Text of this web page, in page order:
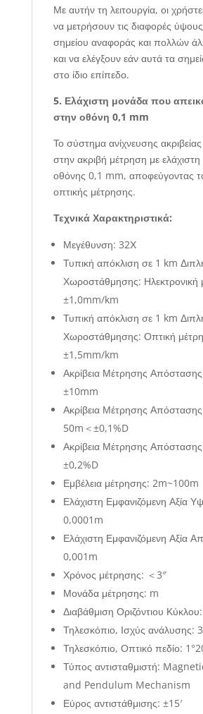
Με αυτήν τη λειτουργία, οι
να μετρήσουν τις διαφορές
σημείου αναφοράς και πολλών
και να ελέγξουν εάν αυτά τα
στο ίδιο επίπεδο.
5. Ελάχιστη μονάδα που
στην οθόνη 0,1 mm
Το σύστημα ανίχνευσης
στην ακριβή μέτρηση με
οθόνης 0,1 mm, αποφεύγοντας
οπτικής μέτρησης.
Τεχνικά Χαρακτηριστικά:
Μεγέθυνση: 32Χ
Τυπική απόκλιση σε 1 km
Χωροστάθμησης: Ηλεκτρονική
±1,0mm/km
Τυπική απόκλιση σε 1 km
Χωροστάθμησης: Οπτική
±1,5mm/km
Ακρίβεια Μέτρησης
±10mm
Ακρίβεια Μέτρησης
50m＜±0,1%D
Ακρίβεια Μέτρησης
±0,2%D
Εμβέλεια μέτρησης: 2m~100m
Ελάχιστη Εμφανιζόμενη Αξία
0,0001m
Ελάχιστη Εμφανιζόμενη Αξία
0,001m
Χρόνος μέτρησης: ＜3″
Μονάδα μέτρησης: m
Διαβάθμιση Οριζόντιου
Τηλεσκόπιο, Ισχύς ανάλυσης:
Τηλεσκόπιο, Οπτικό πεδίο:
Τύπος αντισταθμιστή:
and Pendulum Mechanism
Εύρος αντιστάθμισης: ±15′